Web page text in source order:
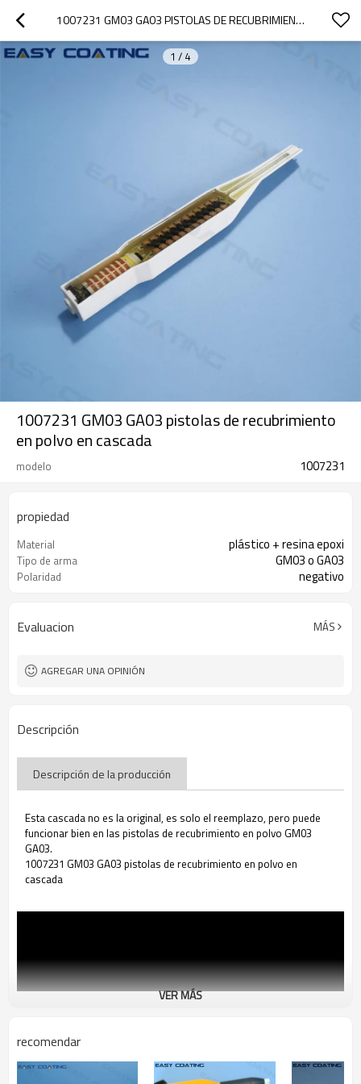
1007231 GM03 GA03 PISTOLAS DE RECUBRIMIENTO EN POLVO EN CASCADA
1 / 4
1007231 GM03 GA03 pistolas de recubrimiento
en polvo en cascada
modelo 1007231
propiedad
Material plástico + resina epoxi
Tipo de arma GM03 o GA03
Polaridad negativo
Evaluacion MÁS
AGREGAR UNA OPINIÓN
Descripción
Descripción de la producción
Esta cascada no es la original, es solo el reemplazo, pero puede
funcionar bien en las pistolas de recubrimiento en polvo GM03
GA03.
1007231 GM03 GA03 pistolas de recubrimiento en polvo en
cascada
VER MÁS
recomendar